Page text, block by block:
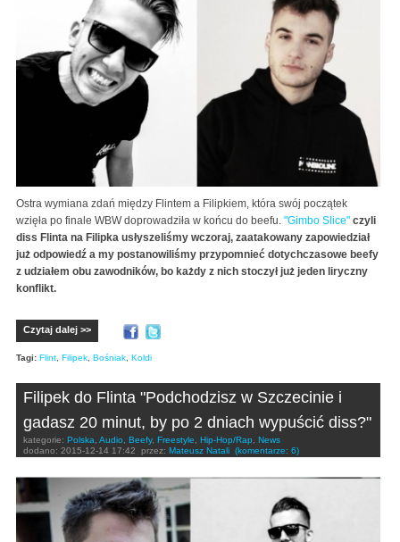
Ostra wymiana zdań między Flintem a Filipkiem, która swój początek
wzięła po finale WBW doprowadziła w końcu do beefu. "Gimbo Slice" czyli
diss Flinta na Filipka usłyszeliśmy wczoraj, zaatakowany zapowiedział
już odpowiedź a my postanowiliśmy przypomnieć dotychczasowe beefy
z udziałem obu zawodników, bo każdy z nich stoczył już jeden liryczny
konflikt.
Czytaj dalej >>
Tagi: Flint, Filipek, Bośniak, Koldi
Filipek do Flinta "Podchodzisz w Szczecinie i
gadasz 20 minut, by po 2 dniach wypuścić diss?"
kategorie: Polska, Audio, Beefy, Freestyle, Hip-Hop/Rap, News
dodano: 2015-12-14 17:42 przez: Mateusz Natali (komentarze: 6)